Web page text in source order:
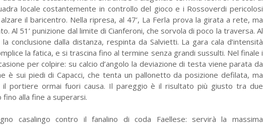
locale costantemente in controllo del gioco e i Rossoverdi pericolosi
il baricentro. Nella ripresa, al 47’, La Ferla prova la girata a rete, ma
Al 51’ punizione dal limite di Cianferoni, che sorvola di poco la traversa. Al
conclusione dalla distanza, respinta da Salvietti. La gara cala d’intensità
la fatica, e si trascina fino al termine senza grandi sussulti. Nel finale i
per colpire: su calcio d’angolo la deviazione di testa viene parata da
è sui piedi di Capacci, che tenta un pallonetto da posizione defilata, ma
il portiere ormai fuori causa. Il pareggio è il risultato più giusto tra due
alla fine a superarsi.
casalingo contro il fanalino di coda Faellese: servirà la massima